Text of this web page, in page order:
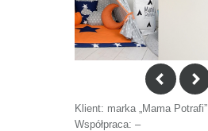
Klient: marka „Mama Potrafi”
Współpraca: –